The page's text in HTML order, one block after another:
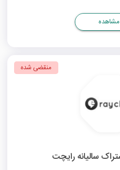
مشاهده
منقضی شده